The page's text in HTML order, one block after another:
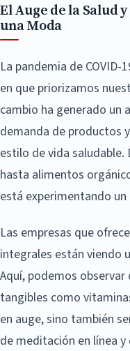
El Auge de la Salud
una Moda
La pandemia de
en que priorizamos
cambio ha generado un
demanda de productos
estilo de vida saludable.
hasta alimentos
está experimentando
Las empresas que
integrales están viendo
Aquí, podemos
tangibles como
en auge, sino también
de meditación en línea